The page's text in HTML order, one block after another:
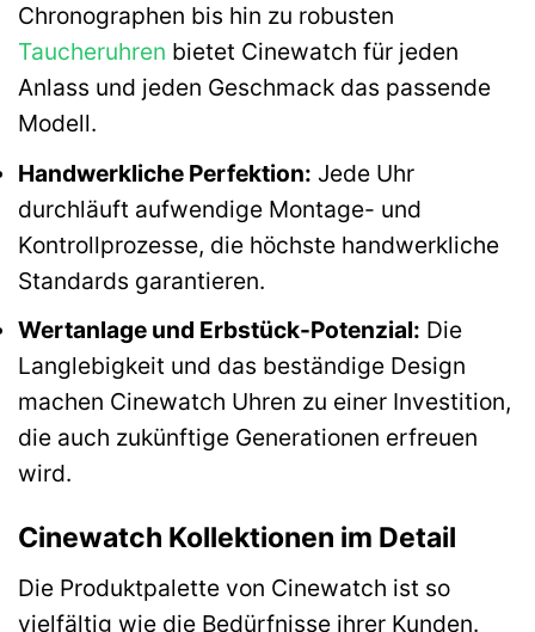
Chronographen bis hin zu robusten
Taucheruhren bietet Cinewatch für jeden
Anlass und jeden Geschmack das passende
Modell.
Handwerkliche Perfektion: Jede Uhr
durchläuft aufwendige Montage- und
Kontrollprozesse, die höchste handwerkliche
Standards garantieren.
Wertanlage und Erbstück-Potenzial: Die
Langlebigkeit und das beständige Design
machen Cinewatch Uhren zu einer Investition,
die auch zukünftige Generationen erfreuen
wird.
Cinewatch Kollektionen im Detail
Die Produktpalette von Cinewatch ist so
vielfältig wie die Bedürfnisse ihrer Kunden.